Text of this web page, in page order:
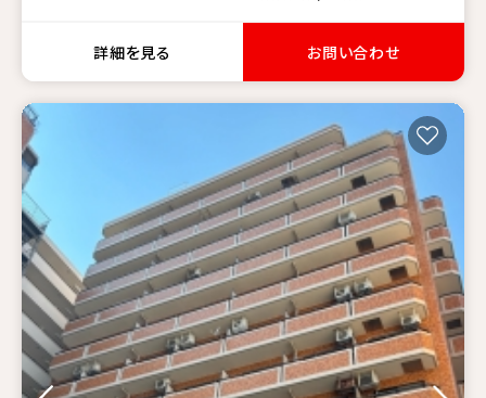
詳細を見る お問い合わせ